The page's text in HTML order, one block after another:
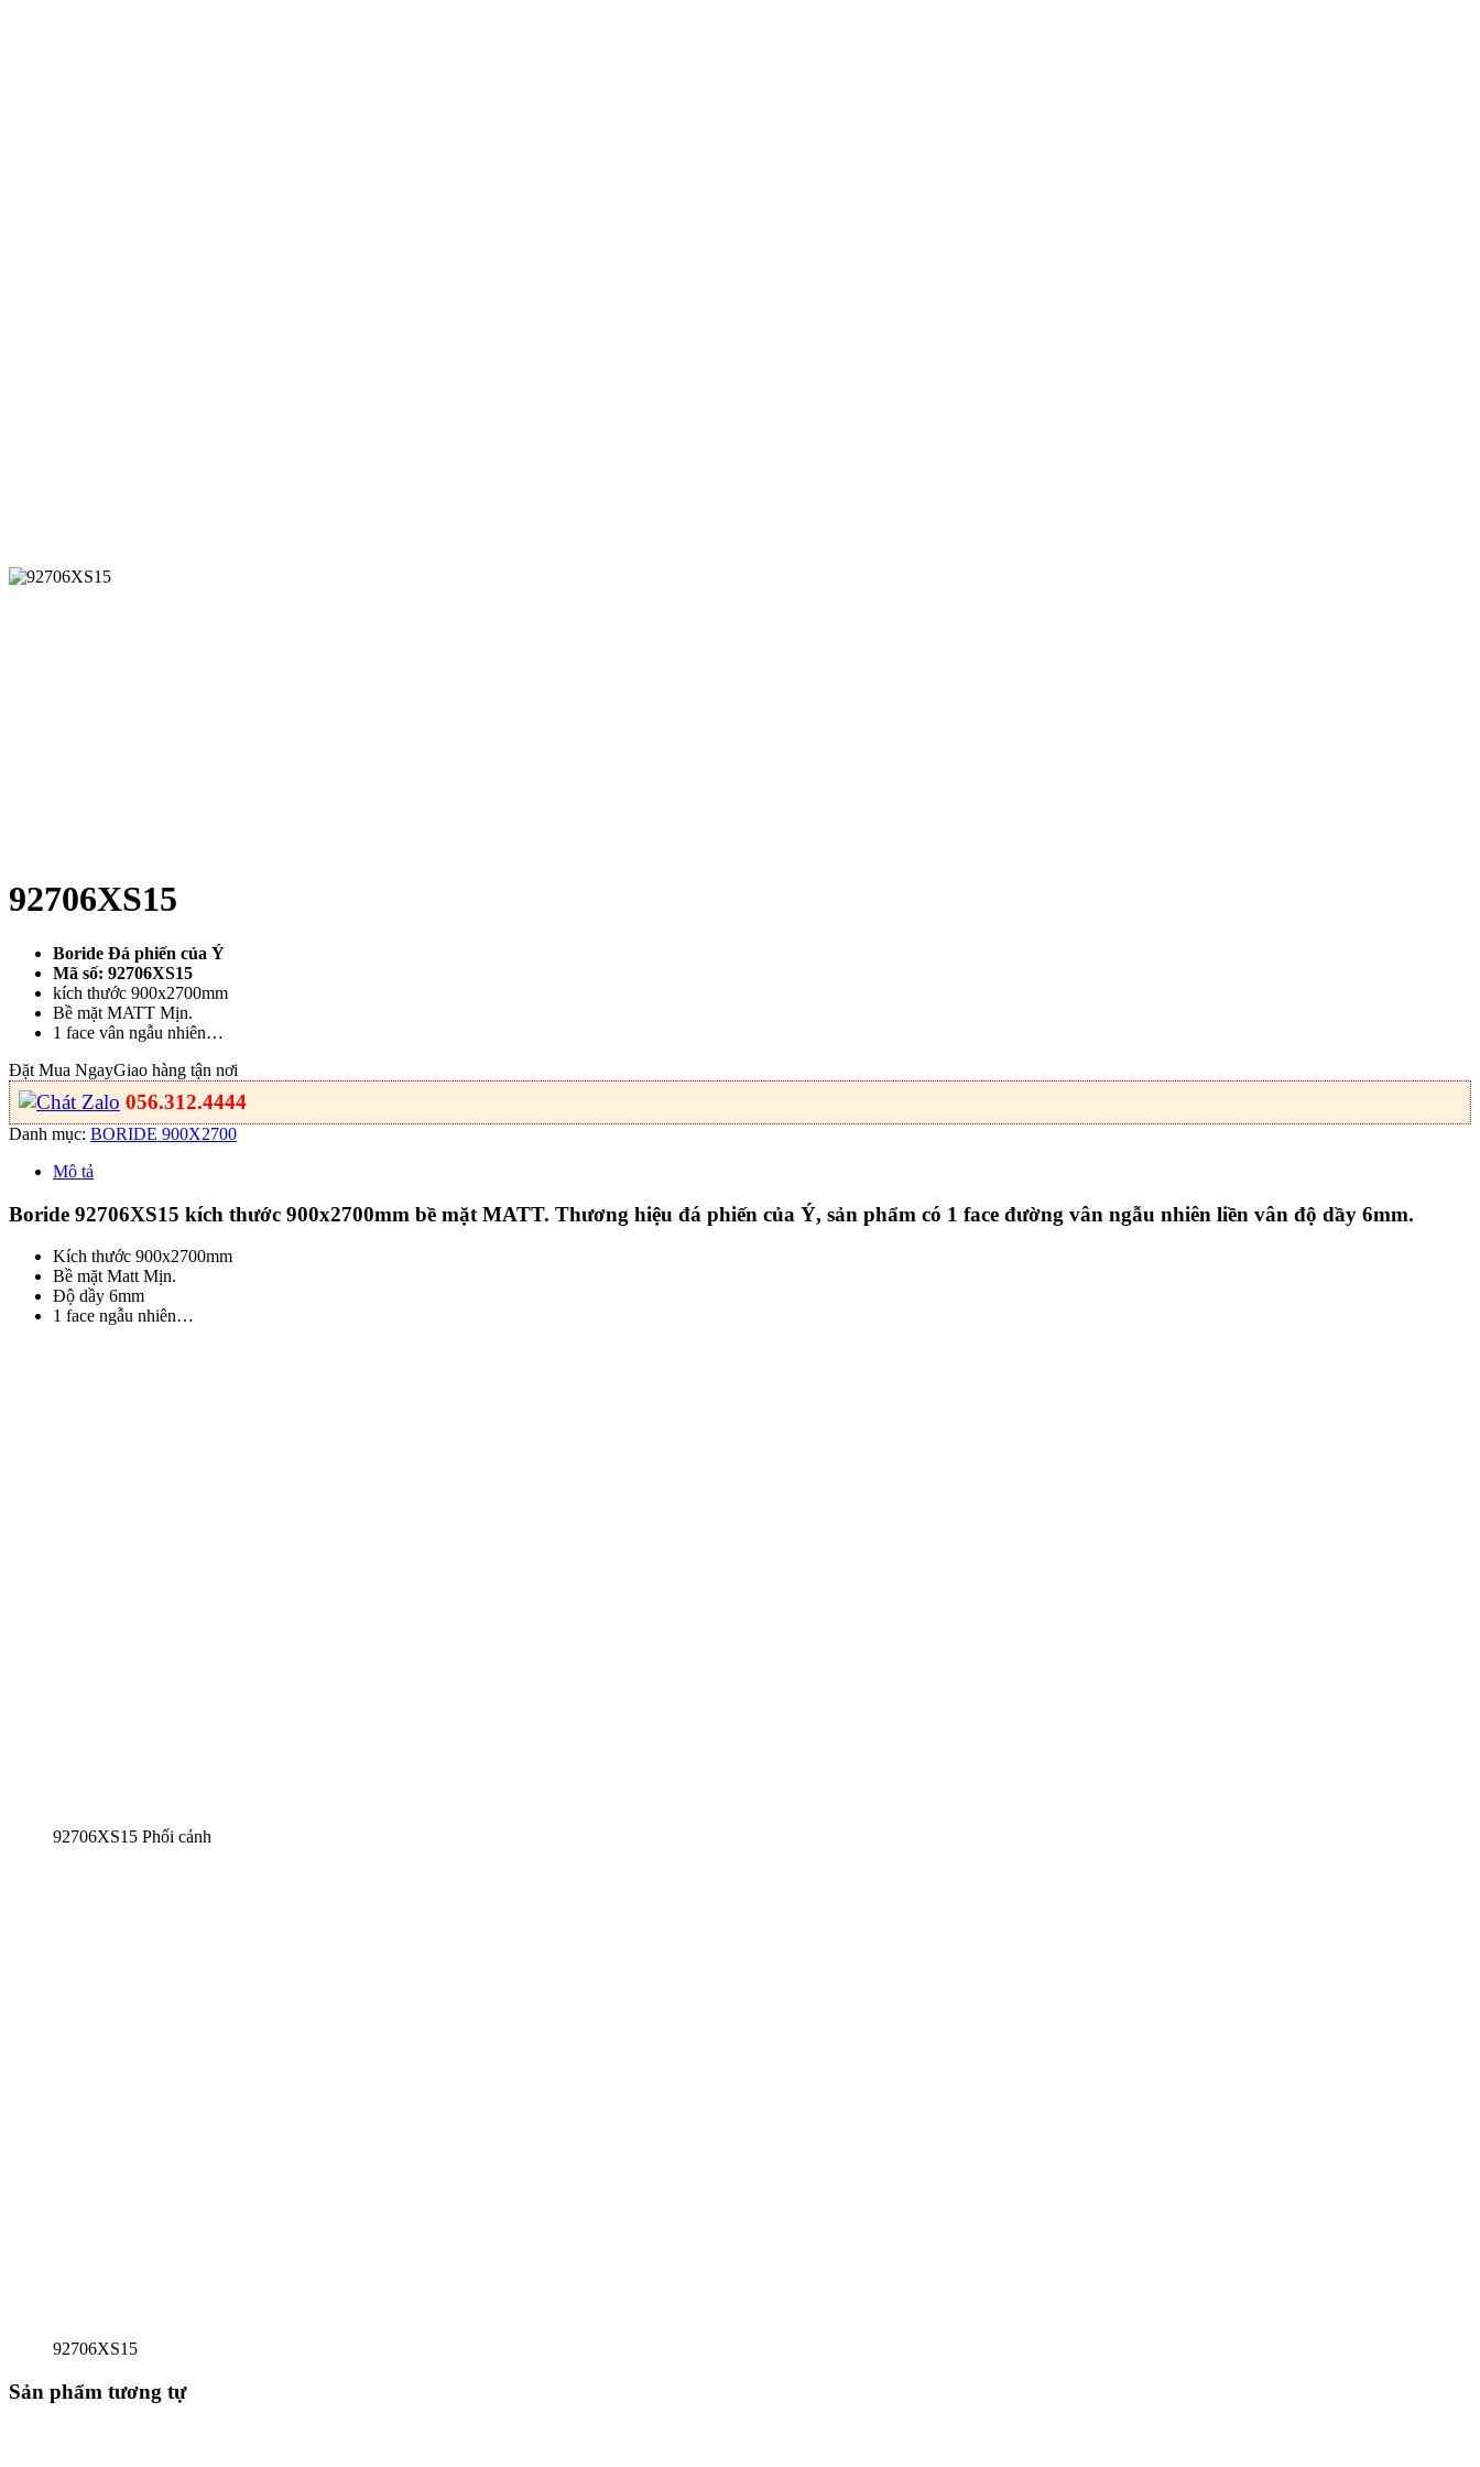
92706XS15
Boride Đá phiến của Ý
Mã số: 92706XS15
kích thước 900x2700mm
Bề mặt MATT Mịn.
1 face vân ngẫu nhiên…
Đặt Mua NgayGiao hàng tận nơi
056.312.4444
Danh mục: BORIDE 900X2700
Mô tả
Boride 92706XS15 kích thước 900x2700mm bề mặt MATT. Thương hiệu đá phiến của Ý, sản phẩm có 1 face đường vân ngẫu nhiên liền vân độ dầy 6mm.
Kích thước 900x2700mm
Bề mặt Matt Mịn.
Độ dầy 6mm
1 face ngẫu nhiên…
92706XS15 Phối cảnh
92706XS15
Sản phẩm tương tự